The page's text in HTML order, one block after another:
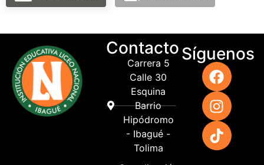
Contacto
Carrera 5
Calle 30
Esquina
Barrio
Hipódromo
- Ibagué -
Tolima
Síguenos